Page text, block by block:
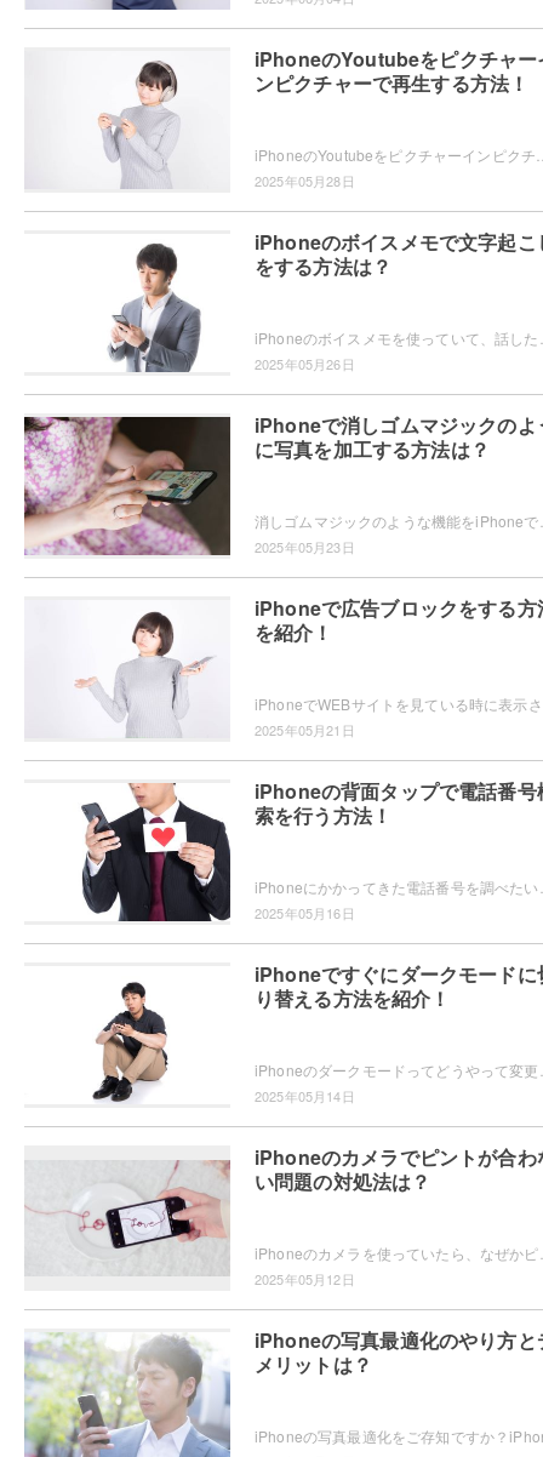
iPhoneのYoutubeをピクチャー
ンピクチャーで再生する方法！
2025年05月28日
iPhoneのボイスメモで文字起こ
をする方法は？
2025年05月26日
iPhoneで消しゴムマジックのよ
に写真を加工する方法は？
2025年05月23日
iPhoneで広告ブロックをする方
を紹介！
2025年05月21日
iPhoneの背面タップで電話番号
索を行う方法！
2025年05月16日
iPhoneですぐにダークモードに
り替える方法を紹介！
2025年05月14日
iPhoneのカメラでピントが合わ
い問題の対処法は？
2025年05月12日
iPhoneの写真最適化のやり方と
メリットは？